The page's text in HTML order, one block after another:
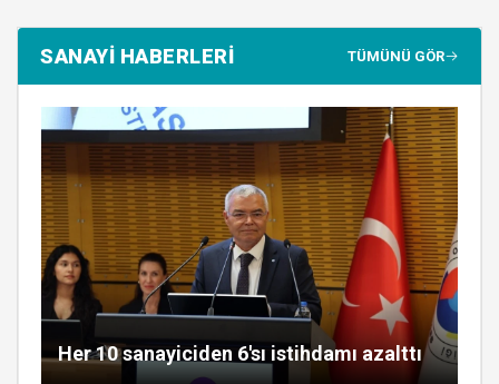
SANAYİ HABERLERİ TÜMÜNÜ GÖR
Her 10 sanayiciden 6'sı istihdamı azalttı